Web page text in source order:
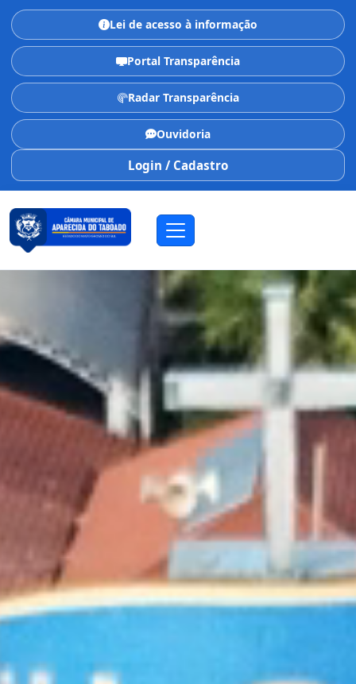
Lei de acesso à informação
Portal Transparência
Radar Transparência
Ouvidoria
Login / Cadastro
CÂMARA MUNICIPAL
Aparecida do Taboado